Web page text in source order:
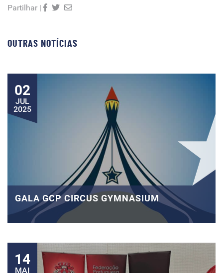
Partilhar |
OUTRAS NOTÍCIAS
02
JUL
2025
GALA GCP CIRCUS GYMNASIUM
14
MAI